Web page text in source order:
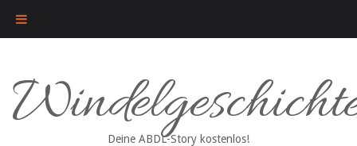
content
Deine ABDL-Story kostenlos!